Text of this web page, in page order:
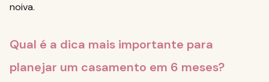
noiva.
Qual é a dica mais importante para
planejar um casamento em 6 meses?